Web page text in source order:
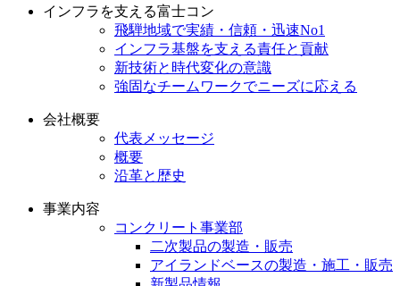
インフラを支える富士コン
飛騨地域で実績・信頼・迅速No1
インフラ基盤を支える責任と貢献
新技術と時代変化の意識
強固なチームワークでニーズに応える
会社概要
代表メッセージ
概要
沿革と歴史
事業内容
コンクリート事業部
二次製品の製造・販売
アイランドベースの製造・施工・販売